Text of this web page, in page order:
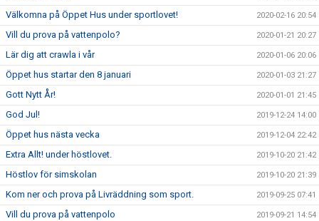
Välkomna på Öppet Hus under sportlovet! 2020-02-16 20:54
Vill du prova på vattenpolo? 2020-01-21 20:27
Lär dig att crawla i vår 2020-01-06 20:06
Öppet hus startar den 8 januari 2020-01-03 21:27
Gott Nytt År! 2020-01-01 21:45
God Jul! 2019-12-24 14:00
Öppet hus nästa vecka 2019-12-04 22:42
Extra Allt! under höstlovet. 2019-10-20 21:42
Höstlov för simskolan 2019-10-20 21:39
Kom ner och prova på Livräddning som sport. 2019-09-25 07:41
Vill du prova på vattenpolo 2019-09-21 14:54